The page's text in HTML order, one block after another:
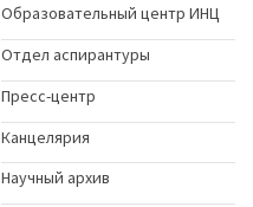
Образовательный центр ИНЦ
Отдел аспирантуры
Пресс-центр
Канцелярия
Научный архив